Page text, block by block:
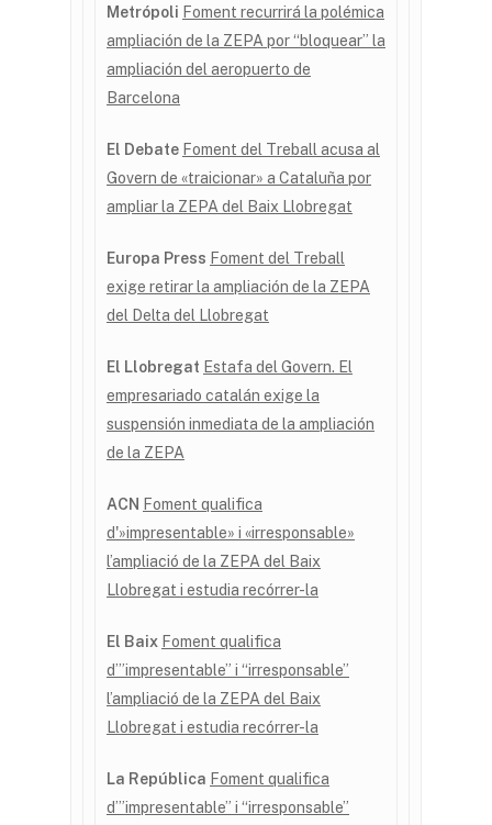
Metrópoli Foment recurrirá la polémica
ampliación de la ZEPA por “bloquear” la
ampliación del aeropuerto de
Barcelona
El Debate Foment del Treball acusa al
Govern de «traicionar» a Cataluña por
ampliar la ZEPA del Baix Llobregat
Europa Press Foment del Treball
exige retirar la ampliación de la ZEPA
del Delta del Llobregat
El Llobregat Estafa del Govern. El
empresariado catalán exige la
suspensión inmediata de la ampliación
de la ZEPA
ACN Foment qualifica
d'»impresentable» i «irresponsable»
l’ampliació de la ZEPA del Baix
Llobregat i estudia recórrer-la
El Baix Foment qualifica
d’”impresentable” i “irresponsable”
l’ampliació de la ZEPA del Baix
Llobregat i estudia recórrer-la
La República Foment qualifica
d’”impresentable” i “irresponsable”